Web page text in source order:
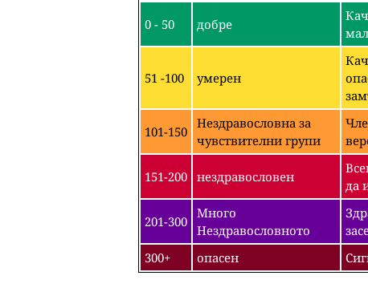
0 - 50 добре
51 -100 умерен
101-150
Нездравословна за
чувствителни групи
151-200 нездравословен
да
201-300
Много
Нездравословното
300+
опасен